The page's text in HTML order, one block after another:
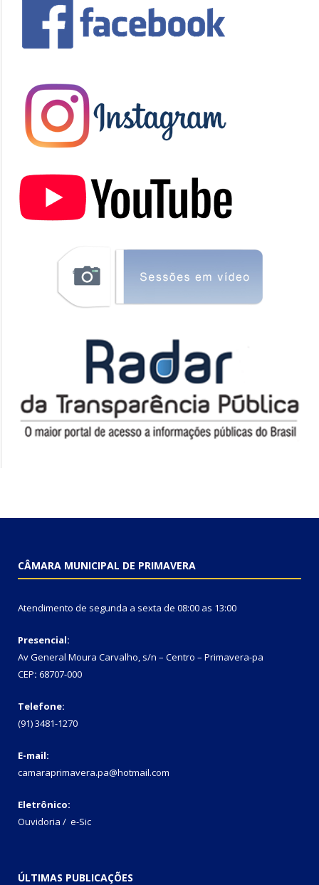
CÂMARA MUNICIPAL DE PRIMAVERA
Atendimento de segunda a sexta de 08:00 as 13:00
Presencial:
Av General Moura Carvalho, s/n – Centro – Primavera-pa
CEP: 68707-000
Telefone:
(91) 3481-1270
E-mail:
camaraprimavera.pa@hotmail.com
Eletrônico:
Ouvidoria / e-Sic
ÚLTIMAS PUBLICAÇÕES